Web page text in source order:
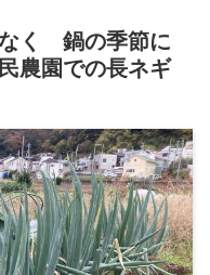
く 鍋の季節に
農園での長ネギ